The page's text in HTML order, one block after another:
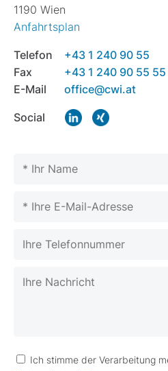
1190 Wien
Anfahrtsplan
Telefon
+43 1 240 90 55
Fax
+43 1 240 90 55 55
E-Mail
office@cwi.at
Social
Please leave this field empty.
Please leave this field empty.
Ich stimme der Verarbeitung